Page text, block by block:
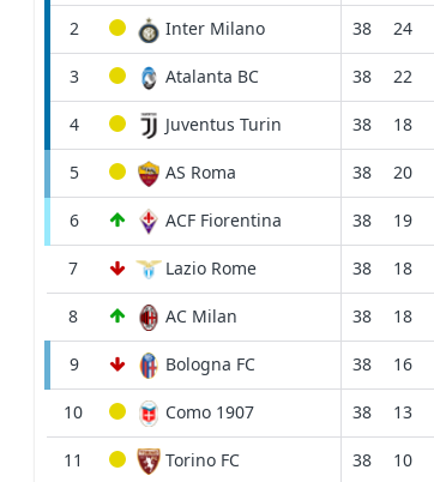
2 Inter Milano 38 24
3 Atalanta BC 38 22
4 Juventus Turin 38 18
5 AS Roma 38 20
6 ACF Fiorentina 38 19
7 Lazio Rome 38 18
8 AC Milan 38 18
9 Bologna FC 38 16
10 Como 1907 38 13
11 Torino FC 38 10